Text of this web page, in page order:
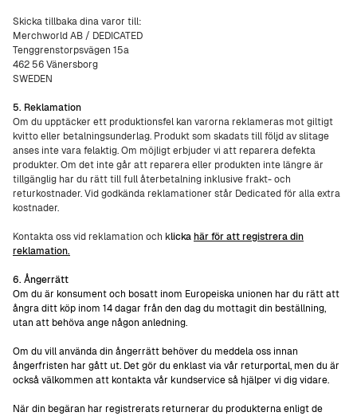
Skicka tillbaka dina varor till:
Merchworld AB / DEDICATED
Tenggrenstorpsvägen 15a
462 56 Vänersborg
SWEDEN
5. Reklamation
Om du upptäcker ett produktionsfel kan varorna reklameras mot giltigt
kvitto eller betalningsunderlag. Produkt som skadats till följd av slitage
anses inte vara felaktig. Om möjligt erbjuder vi att reparera defekta
produkter. Om det inte går att reparera eller produkten inte längre är
tillgänglig har du rätt till full återbetalning inklusive frakt- och
returkostnader. Vid godkända reklamationer står Dedicated för alla extra
kostnader.
Kontakta oss vid reklamation och klickahär för att registrera din
reklamation.
6. Ångerrätt
Om du är konsument och bosatt inom Europeiska unionen har du rätt att
ångra ditt köp inom 14 dagar från den dag du mottagit din beställning,
utan att behöva ange någon anledning.
Om du vill använda din ångerrätt behöver du meddela oss innan
ångerfristen har gått ut. Det gör du enklast via vår returportal, men du är
också välkommen att kontakta vår kundservice så hjälper vi dig vidare.
När din begäran har registrerats returnerar du produkterna enligt de